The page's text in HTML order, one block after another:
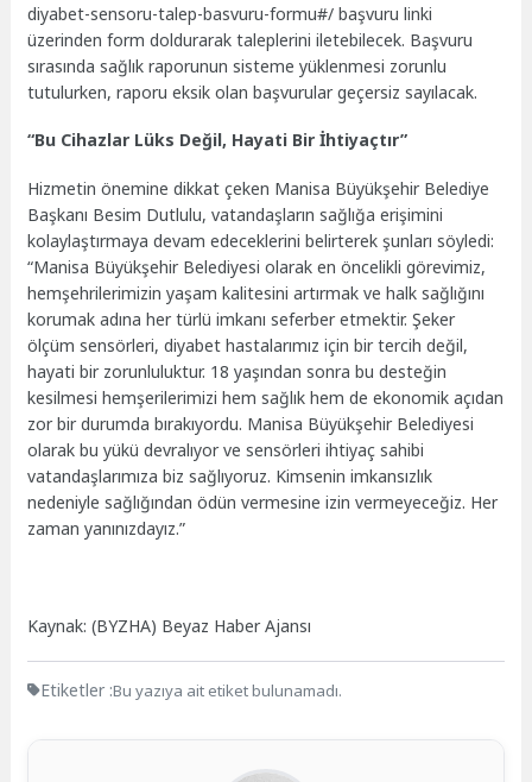
diyabet-sensoru-talep-basvuru-formu#/ başvuru linki
üzerinden form doldurarak taleplerini iletebilecek. Başvuru
sırasında sağlık raporunun sisteme yüklenmesi zorunlu
tutulurken, raporu eksik olan başvurular geçersiz sayılacak.
“Bu Cihazlar Lüks Değil, Hayati Bir İhtiyaçtır”
Hizmetin önemine dikkat çeken Manisa Büyükşehir Belediye
Başkanı Besim Dutlulu, vatandaşların sağlığa erişimini
kolaylaştırmaya devam edeceklerini belirterek şunları söyledi:
“Manisa Büyükşehir Belediyesi olarak en öncelikli görevimiz,
hemşehrilerimizin yaşam kalitesini artırmak ve halk sağlığını
korumak adına her türlü imkanı seferber etmektir. Şeker
ölçüm sensörleri, diyabet hastalarımız için bir tercih değil,
hayati bir zorunluluktur. 18 yaşından sonra bu desteğin
kesilmesi hemşerilerimizi hem sağlık hem de ekonomik açıdan
zor bir durumda bırakıyordu. Manisa Büyükşehir Belediyesi
olarak bu yükü devralıyor ve sensörleri ihtiyaç sahibi
vatandaşlarımıza biz sağlıyoruz. Kimsenin imkansızlık
nedeniyle sağlığından ödün vermesine izin vermeyeceğiz. Her
zaman yanınızdayız.”
Kaynak: (BYZHA) Beyaz Haber Ajansı
Etiketler :Bu yazıya ait etiket bulunamadı.